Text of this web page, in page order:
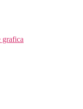
grafica